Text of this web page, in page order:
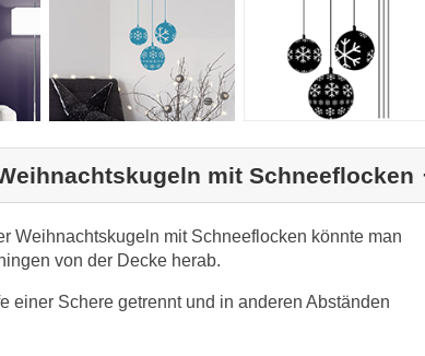
mit Schneeflocken
Weihnachtskugeln mit Schneeflocken könnte man
von der Decke herab.
einer Schere getrennt und in anderen Abständen